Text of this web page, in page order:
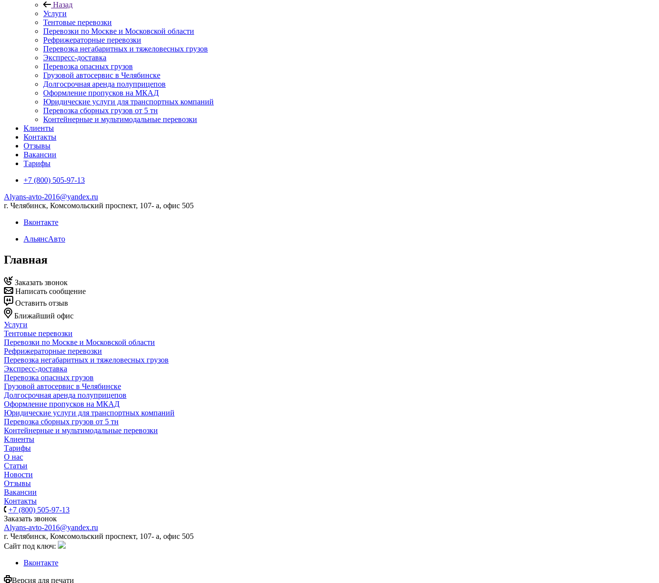
Назад
Услуги
Тентовые перевозки
Перевозки по Москве и Московской области
Рефрижераторные перевозки
Перевозка негабаритных и тяжеловесных грузов
Экспресс-доставка
Перевозка опасных грузов
Грузовой автосервис в Челябинске
Долгосрочная аренда полуприцепов
Оформление пропусков на МКАД
Юридические услуги для транспортных компаний
Перевозка сборных грузов от 5 тн
Контейнерные и мультимодальные перевозки
Клиенты
Контакты
Отзывы
Вакансии
Тарифы
+7 (800) 505-97-13
Alyans-avto-2016@yandex.ru
г. Челябинск, Комсомольский проспект, 107- а, офис 505
Вконтакте
АльянсАвто
Главная
Заказать звонок
Написать сообщение
Оставить отзыв
Ближайший офис
Услуги
Тентовые перевозки
Перевозки по Москве и Московской области
Рефрижераторные перевозки
Перевозка негабаритных и тяжеловесных грузов
Экспресс-доставка
Перевозка опасных грузов
Грузовой автосервис в Челябинске
Долгосрочная аренда полуприцепов
Оформление пропусков на МКАД
Юридические услуги для транспортных компаний
Перевозка сборных грузов от 5 тн
Контейнерные и мультимодальные перевозки
Клиенты
Тарифы
О нас
Статьи
Новости
Отзывы
Вакансии
Контакты
+7 (800) 505-97-13
Заказать звонок
Alyans-avto-2016@yandex.ru
г. Челябинск, Комсомольский проспект, 107- а, офис 505
Сайт под ключ:
Вконтакте
Версия для печати